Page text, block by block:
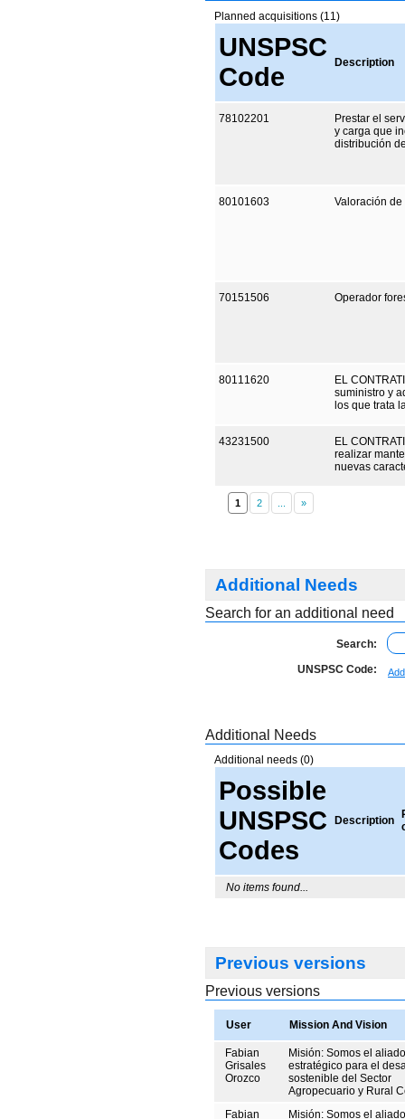
Planned acquisitions (11)
UNSPSC
Code
Description
78102201
Prestar el
y carga que
distribución
80101603 Valoración de
70151506 Operador
80111620
EL
suministro y
los que trata
43231500
EL
realizar
nuevas
1
Additional Needs
Search for an additional need
Search:
UNSPSC Code:
Additional Needs
Additional needs (0)
Possible
UNSPSC
Codes
Description
No items found...
Previous versions
Previous versions
User Mission And Vision
Fabian
Grisales
Orozco
Misión: Somos el aliado
estratégico para el
sostenible del Sector
Agropecuario y Rural
Fabian
Misión: Somos el aliado